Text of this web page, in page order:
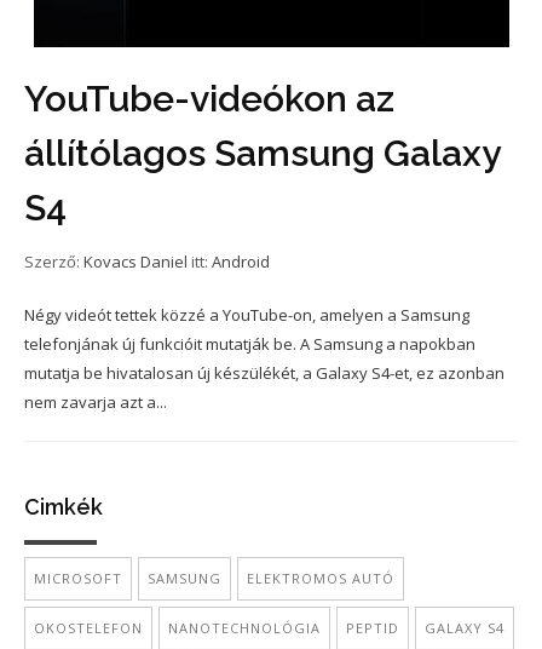
YouTube-videókon az
állítólagos Samsung Galaxy
S4
Szerző: Kovacs Daniel itt: Android
Négy videót tettek közzé a YouTube-on, amelyen a Samsung
telefonjának új funkcióit mutatják be. A Samsung a napokban
mutatja be hivatalosan új készülékét, a Galaxy S4-et, ez azonban
nem zavarja azt a...
Cimkék
MICROSOFT SAMSUNG ELEKTROMOS AUTÓ
OKOSTELEFON NANOTECHNOLÓGIA PEPTID GALAXY S4